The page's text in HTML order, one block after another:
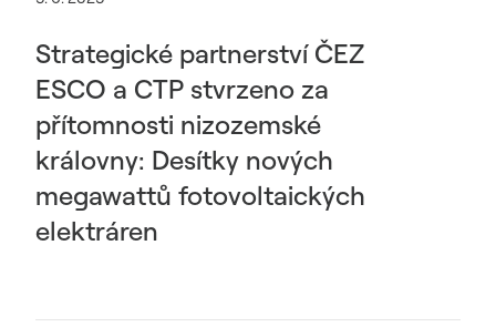
Strategické partnerství ČEZ
ESCO a CTP stvrzeno za
přítomnosti nizozemské
královny: Desítky nových
megawattů fotovoltaických
elektráren